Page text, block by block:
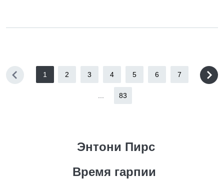
1 2 3 4 5 6 7
83
Энтони Пирс
Время гарпии